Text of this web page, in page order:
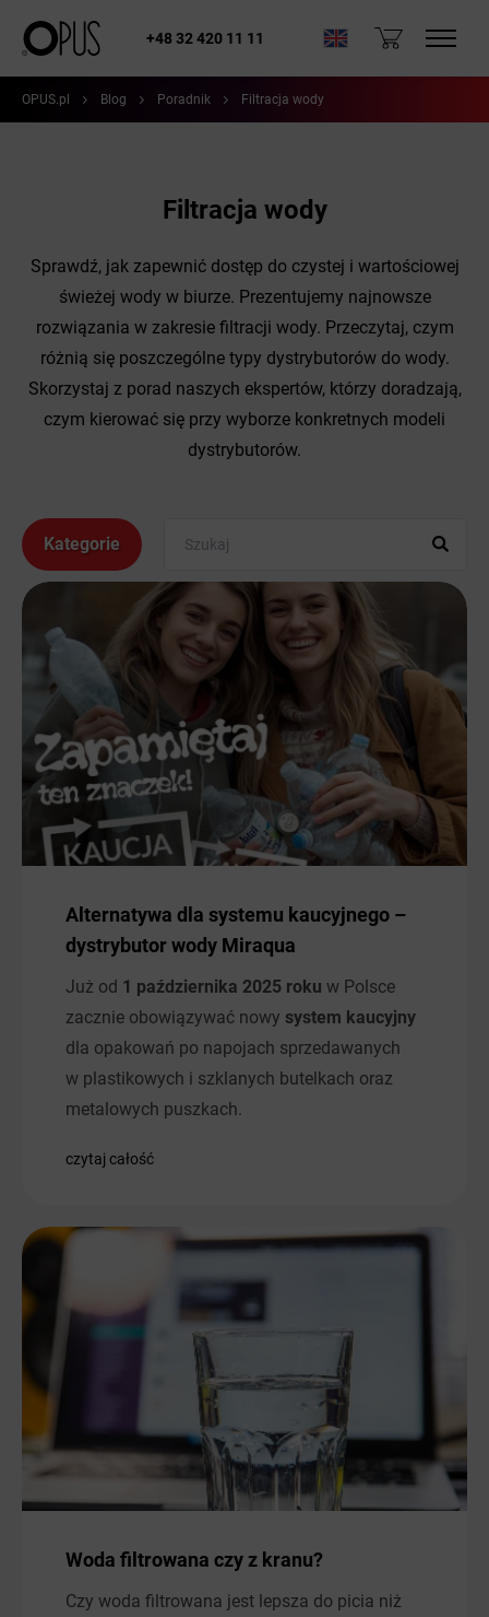
+48 32 420 11 11
OPUS.pl Blog Poradnik Filtracja wody
Filtracja wody
Sprawdź, jak zapewnić dostęp do czystej i wartościowej
świeżej wody w biurze. Prezentujemy najnowsze
rozwiązania w zakresie filtracji wody. Przeczytaj, czym
różnią się poszczególne typy dystrybutorów do wody.
Skorzystaj z porad naszych ekspertów, którzy doradzają,
czym kierować się przy wyborze konkretnych modeli
dystrybutorów.
Alternatywa dla systemu kaucyjnego –
dystrybutor wody Miraqua
Już od 1 października 2025 roku w Polsce
zacznie obowiązywać nowy system kaucyjny
dla opakowań po napojach sprzedawanych
w plastikowych i szklanych butelkach oraz
metalowych puszkach.
czytaj całość
Woda filtrowana czy z kranu?
Czy woda filtrowana jest lepsza do picia niż
Kategorie